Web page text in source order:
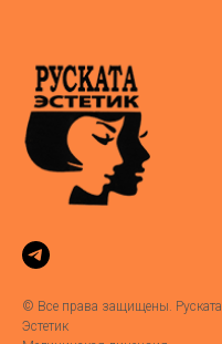
© Все права защищены. Руската
Эстетик